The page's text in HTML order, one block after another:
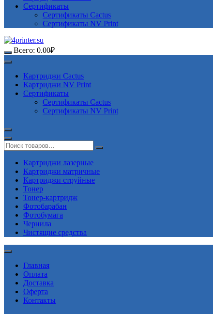
Сертификаты
Сертификаты Cactus
Сертификаты NV Print
Всего: 0.00₽
Картриджи Cactus
Картриджи NV Print
Сертификаты
Сертификаты Cactus
Сертификаты NV Print
Картриджи лазерные
Картриджи матричные
Картриджи струйные
Тонер
Тонер-картридж
Фотобарабан
Фотобумага
Чернила
Чистящие средства
Главная
Оплата
Доставка
Оферта
Контакты